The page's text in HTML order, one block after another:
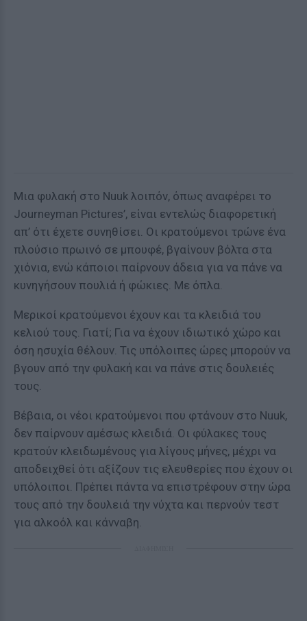
Μια φυλακή στο Nuuk λοιπόν, όπως αναφέρει το
Journeyman Pictures’, είναι εντελώς διαφορετική
απ’ ότι έχετε συνηθίσει. Οι κρατούμενοι τρώνε ένα
πλούσιο πρωινό σε μπουφέ, βγαίνουν βόλτα στα
χιόνια, ενώ κάποιοι παίρνουν άδεια για να πάνε να
κυνηγήσουν πουλιά ή φώκιες. Με όπλα.
Μερικοί κρατούμενοι έχουν και τα κλειδιά του
κελιού τους. Γιατί; Για να έχουν ιδιωτικό χώρο και
όση ησυχία θέλουν. Τις υπόλοιπες ώρες μπορούν να
βγουν από την φυλακή και να πάνε στις δουλειές
τους.
Βέβαια, οι νέοι κρατούμενοι που φτάνουν στο Nuuk,
δεν παίρνουν αμέσως κλειδιά. Οι φύλακες τους
κρατούν κλειδωμένους για λίγους μήνες, μέχρι να
αποδειχθεί ότι αξίζουν τις ελευθερίες που έχουν οι
υπόλοιποι. Πρέπει πάντα να επιστρέφουν στην ώρα
τους από την δουλειά την νύχτα και περνούν τεστ
για αλκοόλ και κάνναβη.